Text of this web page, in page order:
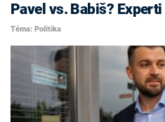
Pavel vs. Babiš?
Téma: Politika